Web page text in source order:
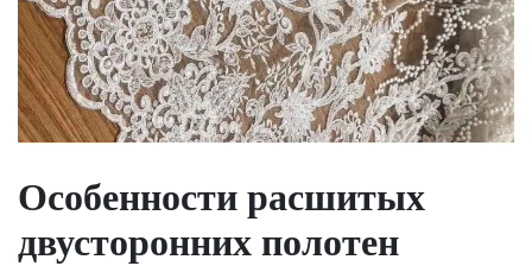
Особенности расшитых
двусторонних полотен